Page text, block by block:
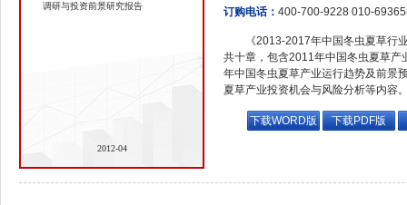
调研与投资前景研究报告
2012-04
订购电话： 400-700-9228 010-
《2013-2017年中国冬虫夏草行
共十章，包含2011年中国冬虫夏草
年中国冬虫夏草产业运行趋势及前景
夏草产业投资机会与风险分析等内容
下载WORD版 下载PDF版